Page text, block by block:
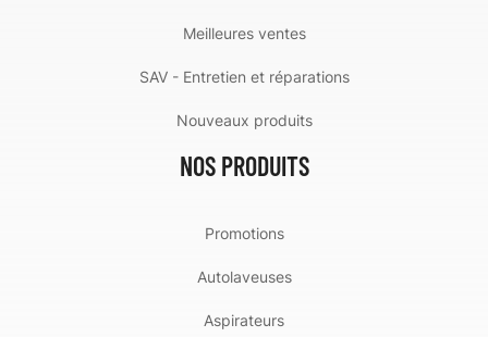
Meilleures ventes
SAV - Entretien et réparations
Nouveaux produits
NOS PRODUITS
Promotions
Autolaveuses
Aspirateurs